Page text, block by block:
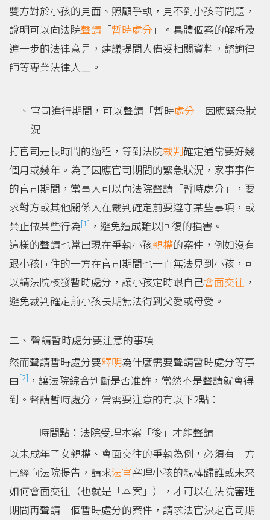
雙方對於小孩的見面、照顧爭執，見不到小孩等問題，
說明可以向法院聲請 「暫時處分 」。具體個案的解析及
進一步的法律意見，建議提問人備妥相關資料，諮詢律
師等專業法律人士。
官司進行期間，可以聲請「暫時處分 」因應緊急狀
況
打官司是長時間的過程，等到法院裁判確定通常要好幾
個月或幾年。為了因應官司期間的緊急狀況，家事事件
的官司期間，當事人可以向法院聲請「暫時處分」，要
求對方或其他關係人在裁判確定前要遵守某些事項，或
禁止做某些行為[1] ，避免造成難以回復的損害。
這樣的聲請也常出現在爭執小孩親權的案件，例如沒有
跟小孩同住的一方在官司期間也一直無法見到小孩，可
以請法院核發暫時處分，讓小孩定時跟自己會面交往 ，
避免裁判確定前小孩長期無法得到父愛或母愛。
聲請暫時處分要注意的事項
然而聲請暫時處分要釋明為什麼需要聲請暫時處分等事
由[2] ，讓法院綜合判斷是否准許，當然不是聲請就會得
到。聲請暫時處分，常需要注意的有以下2點：
時間點：法院受理本案「後」才能聲請
以未成年子女親權、會面交往的爭執為例，必須有一方
已經向法院提告，請求法官審理小孩的親權歸誰或未來
如何會面交往（也就是「本案」），才可以在法院審理
期間再聲請一個暫時處分的案件，請求法官決定官司期